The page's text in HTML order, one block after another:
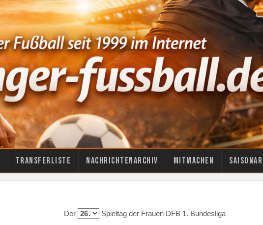
Transferliste Nachrichtenarchiv Mitmachen
Der Spieltag der Frauen DFB 1. Bundesliga